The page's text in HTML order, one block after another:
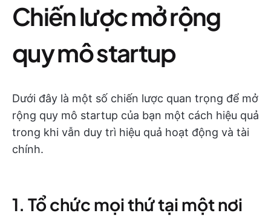
Chiến lược mở rộng
quy mô startup
Dưới đây là một số chiến lược quan trọng để mở
rộng quy mô startup của bạn một cách hiệu quả
trong khi vẫn duy trì hiệu quả hoạt động và tài
chính.
1. Tổ chức mọi thứ tại một nơi